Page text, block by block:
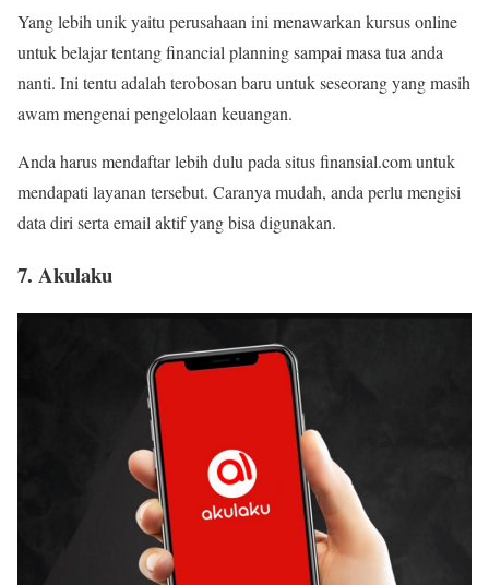
Yang lebih unik yaitu perusahaan ini menawarkan kursus online
untuk belajar tentang financial planning sampai masa tua anda
nanti. Ini tentu adalah terobosan baru untuk seseorang yang masih
awam mengenai pengelolaan keuangan.
Anda harus mendaftar lebih dulu pada situs finansial.com untuk
mendapati layanan tersebut. Caranya mudah, anda perlu mengisi
data diri serta email aktif yang bisa digunakan.
7. Akulaku